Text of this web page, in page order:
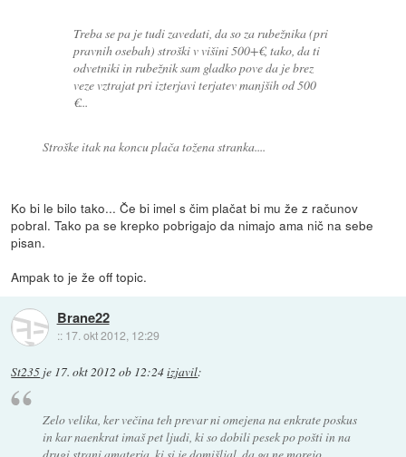
Treba se pa je tudi zavedati, da so za rubežnika (pri
pravnih osebah) stroški v višini 500+€, tako, da ti
odvetniki in rubežnik sam gladko pove da je brez
veze vztrajat pri izterjavi terjatev manjših od 500
€...
Stroške itak na koncu plača tožena stranka....
Ko bi le bilo tako... Če bi imel s čim plačat bi mu že z računov
pobral. Tako pa se krepko pobrigajo da nimajo ama nič na sebe
pisan.
Ampak to je že off topic.
Brane22
:: 17. okt 2012, 12:29
St235 je 17. okt 2012 ob 12:24izjavil:
Zelo velika, ker večina teh prevar ni omejena na enkrate poskus
in kar naenkrat imaš pet ljudi, ki so dobili pesek po pošti in na
drugi strani amaterja, ki si je domišljal, da ga ne morejo